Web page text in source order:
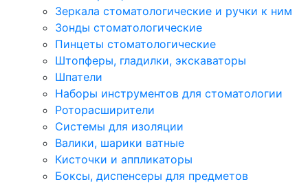
Зеркала стоматологические и ручки к ним
Зонды стоматологические
Пинцеты стоматологические
Штопферы, гладилки, экскаваторы
Шпатели
Наборы инструментов для стоматологии
Роторасширители
Системы для изоляции
Валики, шарики ватные
Кисточки и аппликаторы
Боксы, диспенсеры для предметов